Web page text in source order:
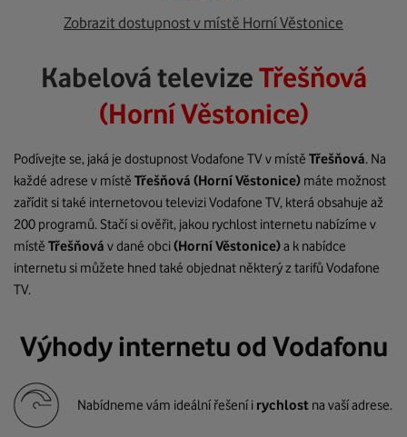
Zobrazit dostupnost v místě Horní Věstonice
Kabelová televizeTřešňová
(Horní Věstonice)
Podívejte se, jaká je dostupnost Vodafone TV v místě Třešňová. Na
každé adrese v místě Třešňová (Horní Věstonice) máte možnost
zařídit si také internetovou televizi Vodafone TV, která obsahuje až
200 programů. Stačí si ověřit, jakou rychlost internetu nabízíme v
místě Třešňová v dané obci(Horní Věstonice)a k nabídce
internetu si můžete hned také objednat některý z tarifů Vodafone
TV.
Výhody internetu od Vodafonu
Nabídneme vám ideální řešení i rychlost na vaší adrese.